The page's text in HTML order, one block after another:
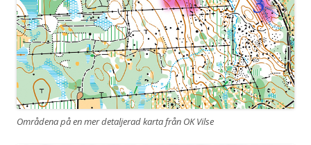
Områdena på en mer detaljerad karta från OK Vilse